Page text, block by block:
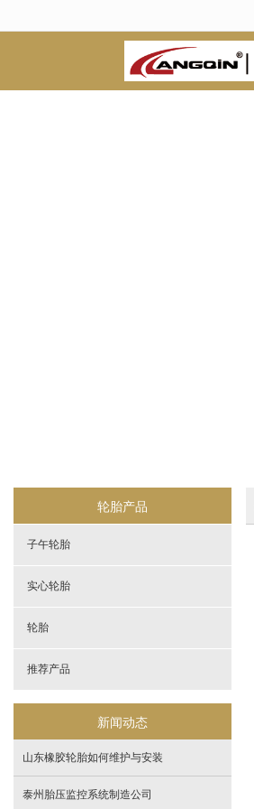
轮胎产品
子午轮胎
实心轮胎
轮胎
推荐产品
新闻动态
山东橡胶轮胎如何维护与安装
泰州胎压监控系统制造公司